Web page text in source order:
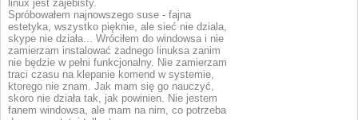
linux jest zajebisty.
Spróbowałem najnowszego suse - fajna
estetyka, wszystko pięknie, ale sieć nie dziala,
skype nie działa... Wróciłem do windowsa i nie
zamierzam instalować żadnego linuksa zanim
nie będzie w pełni funkcjonalny. Nie zamierzam
traci czasu na klepanie komend w systemie,
ktorego nie znam. Jak mam się go nauczyć,
skoro nie działa tak, jak powinien. Nie jestem
fanem windowsa, ale mam na nim, co potrzeba